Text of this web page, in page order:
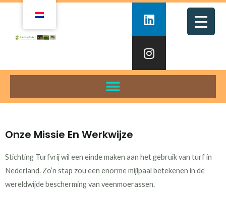
Onze Missie En Werkwijze
Stichting Turfvrij wil een einde maken aan het gebruik van turf in
Nederland. Zo’n stap zou een enorme mijlpaal betekenen in de
wereldwijde bescherming van veenmoerassen.